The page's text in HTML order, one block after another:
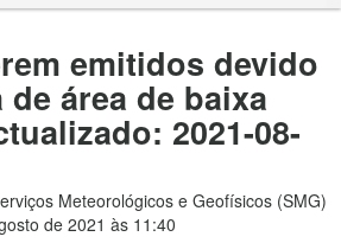
emitidos devido
área de baixa
2021-08-
Meteorológicos e Geofísicos (SMG)
de 2021 às 11:40